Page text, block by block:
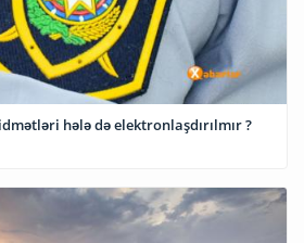
hələ də elektronlaşdırılmır ?